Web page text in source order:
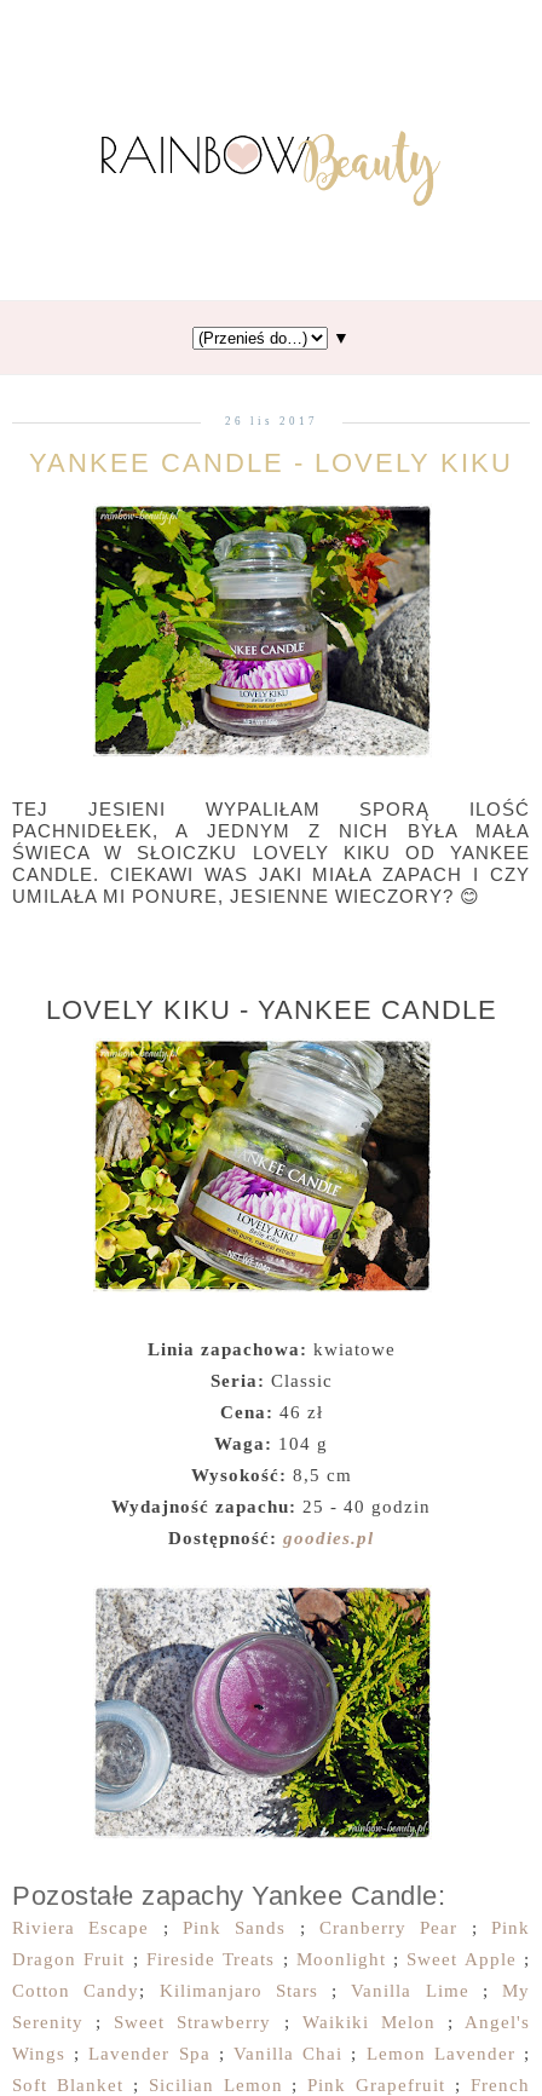
▼
26 lis 2017
YANKEE CANDLE - LOVELY KIKU
TEJ JESIENI WYPALIŁAM SPORĄ ILOŚĆ
PACHNIDEŁEK, A JEDNYM Z NICH BYŁA MAŁA
ŚWIECA W SŁOICZKU LOVELY KIKU OD YANKEE
CANDLE. CIEKAWI WAS JAKI MIAŁA ZAPACH I CZY
UMILAŁA MI PONURE, JESIENNE WIECZORY? 😊
LOVELY KIKU - YANKEE CANDLE
Linia zapachowa: kwiatowe
Seria: Classic
Cena: 46 zł
Waga: 104 g
Wysokość: 8,5 cm
Wydajność zapachu: 25 - 40 godzin
Dostępność: goodies.pl
Pozostałe zapachy Yankee Candle:
Riviera Escape ;Pink Sands ;Cranberry Pear ;Pink
Dragon Fruit ; Fireside Treats ; Moonlight ; Sweet Apple ;
Cotton Candy; Kilimanjaro Stars ;Vanilla Lime ; My
Serenity
; Sweet Strawberry ; Waikiki Melon ; Angel's
Wings ;Lavender Spa ;Vanilla Chai ; Lemon Lavender ;
Soft Blanket ; Sicilian Lemon ;Pink Grapefruit ;French